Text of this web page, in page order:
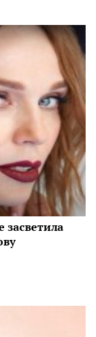
засветила